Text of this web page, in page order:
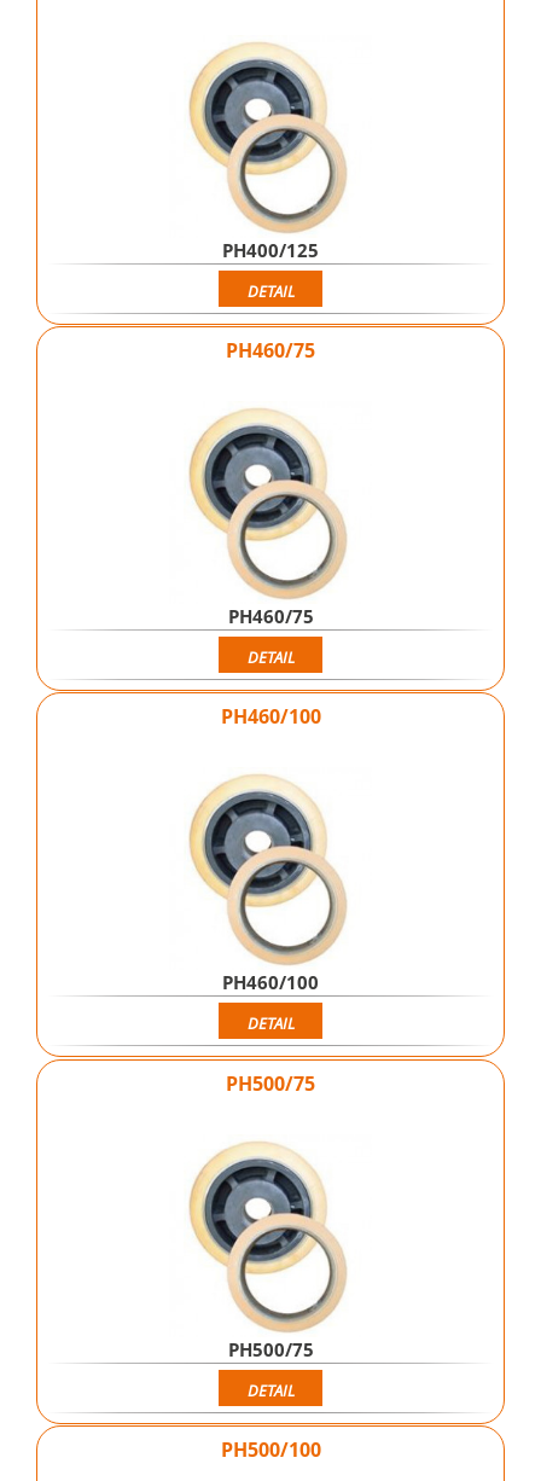
PH400/125
DETAIL
PH460/75
PH460/75
DETAIL
PH460/100
PH460/100
DETAIL
PH500/75
PH500/75
DETAIL
PH500/100